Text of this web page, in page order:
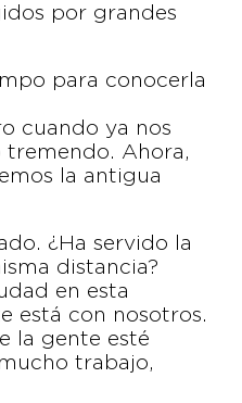
por grandes
para conocerla
cuando ya nos
tremendo. Ahora,
la antigua
¿Ha servido la
distancia?
en esta
está con nosotros.
la gente esté
trabajo,